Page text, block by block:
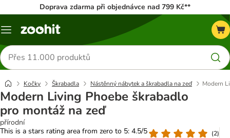
Doprava zdarma při objednávce nad 799 Kč**
Menu
Hledat
produkty
Kočky Škrabadla Nástěnný nábytek a škrabadla na zeď Modern
Modern Living Phoebe škrabadlo
pro montáž na zeď
přírodní
This is a stars rating area from zero to 5: 4.5/5
(2)